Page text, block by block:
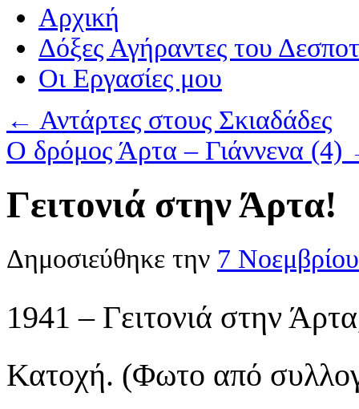
Αρχική
Δόξες Αγήραντες του
Οι Eργασίες μου
← Αντάρτες στους Σκιαδάδες
Ο δρόμος Άρτα – Γιάννενα (4)
Γειτονιά στην Άρτα!
Δημοσιεύθηκε την 7
1941 – Γειτονιά στην
Κατοχή. (Φωτο από